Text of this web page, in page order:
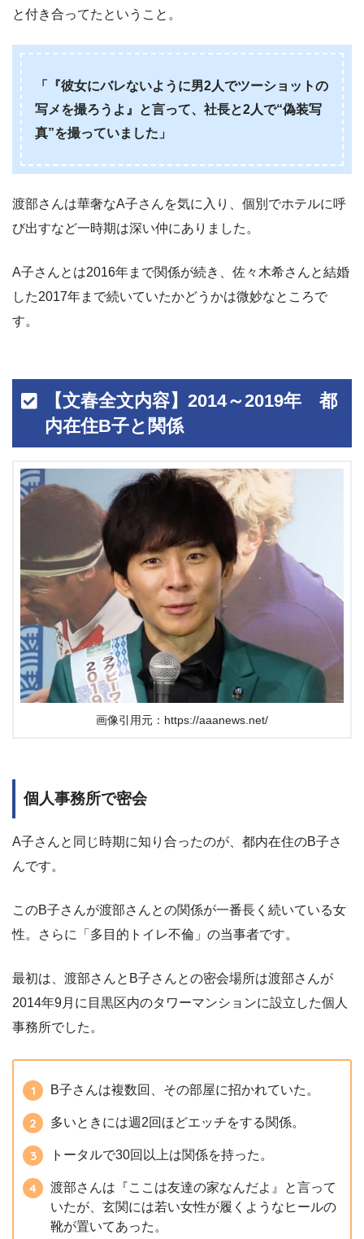
と付き合ってたということ。
「『彼女にバレないように男2人でツーショットの
写メを撮ろうよ』と言って、社長と2人で“偽装写
真”を撮っていました」
渡部さんは華奢なA子さんを気に入り、個別でホテルに呼
び出すなど一時期は深い仲にありました。
A子さんとは2016年まで関係が続き、佐々木希さんと結婚
した2017年まで続いていたかどうかは微妙なところで
す。
【文春全文内容】2014～2019年 都
内在住B子と関係
画像引用元：https://aaanews.net/
個人事務所で密会
A子さんと同じ時期に知り合ったのが、都内在住のB子さ
んです。
このB子さんが渡部さんとの関係が一番長く続いている女
性。さらに「多目的トイレ不倫」の当事者です。
最初は、渡部さんとB子さんとの密会場所は渡部さんが
2014年9月に目黒区内のタワーマンションに設立した個人
事務所でした。
B子さんは複数回、その部屋に招かれていた。
多いときには週2回ほどエッチをする関係。
トータルで30回以上は関係を持った。
渡部さんは『ここは友達の家なんだよ』と言って
いたが、玄関には若い女性が履くようなヒールの
靴が置いてあった。